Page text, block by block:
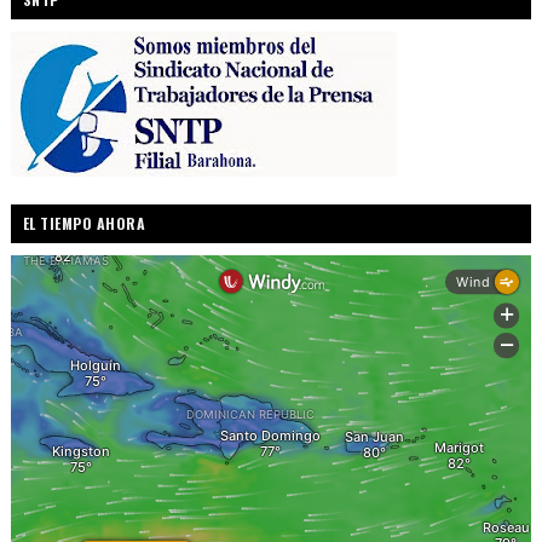
EL TIEMPO AHORA